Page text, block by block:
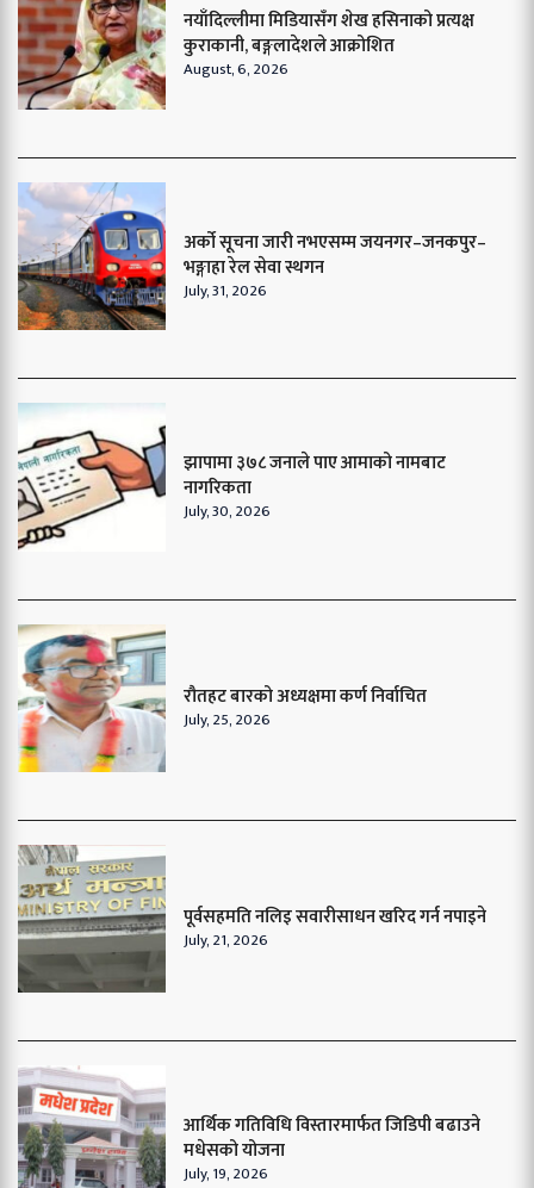
नयाँदिल्लीमा मिडियासँग शेख हसिनाको प्रत्यक्ष
कुराकानी, बङ्गलादेशले आक्रोशित
August, 6, 2026
अर्को सूचना जारी नभएसम्म जयनगर–जनकपुर–
भङ्गाहा रेल सेवा स्थगन
July, 31, 2026
झापामा ३७८ जनाले पाए आमाको नामबाट
नागरिकता
July, 30, 2026
रौतहट बारको अध्यक्षमा कर्ण निर्वाचित
July, 25, 2026
पूर्वसहमति नलिइ सवारीसाधन खरिद गर्न नपाइने
July, 21, 2026
आर्थिक गतिविधि विस्तारमार्फत जिडिपी बढाउने
मधेसको योजना
July, 19, 2026